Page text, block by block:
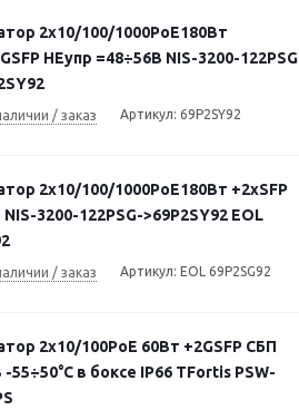
2х10/100/1000PoE180Вт
НЕупр =48÷56В NIS-3200-122PSG
/ заказ Артикул: 69P2SY92
2х10/100/1000PoE180Вт +2хSFP
3200-122PSG->69P2SY92 EOL
/ заказ Артикул: EOL 69P2SG92
2х10/100PoE 60Вт +2GSFP СБП
55÷50°С в боксе IP66 TFortis PSW-